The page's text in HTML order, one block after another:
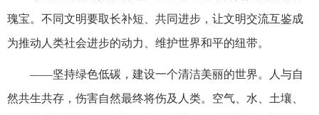
瑰宝。不同文明要取长补短、共同进步，让文明交流互鉴成
为推动人类社会进步的动力、维护世界和平的纽带。
——坚持绿色低碳，建设一个清洁美丽的世界。人与自
然共生共存，伤害自然最终将伤及人类。空气、水、土壤、